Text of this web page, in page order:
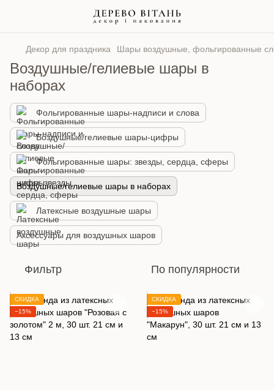
Декор для праздника Шары воздушные, фольгированные
Воздушные/гелиевые шары в
наборах
Фольгированные шары-надписи и слова
Воздушные/гелиевые шары-цифры
Фольгированные шары: звезды, сердца, сферы
Воздушные/гелиевые шары в наборах
Латексные воздушные шары
Аксессуары для воздушных шаров
Фильтр По популярности
СКИДКА
−15%
СКИДКА
−15%